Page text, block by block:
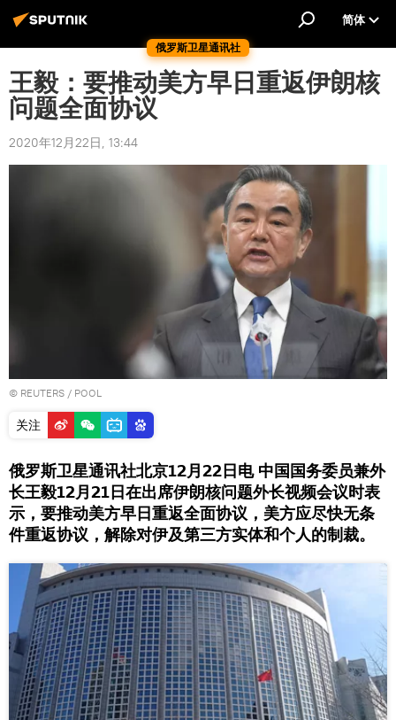
俄罗斯卫星通讯社
简体
王毅：要推动美方早日重返伊朗核
问题全面协议
2020年12月22日, 13:44
© REUTERS / POOL
关注
俄罗斯卫星通讯社北京12月22日电 中国国务委员兼外
长王毅12月21日在出席伊朗核问题外长视频会议时表
示，要推动美方早日重返全面协议，美方应尽快无条
件重返协议，解除对伊及第三方实体和个人的制裁。